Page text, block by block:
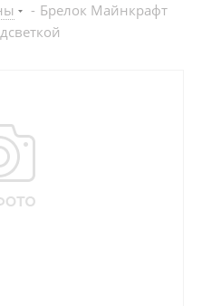
- Брелок Майнкрафт